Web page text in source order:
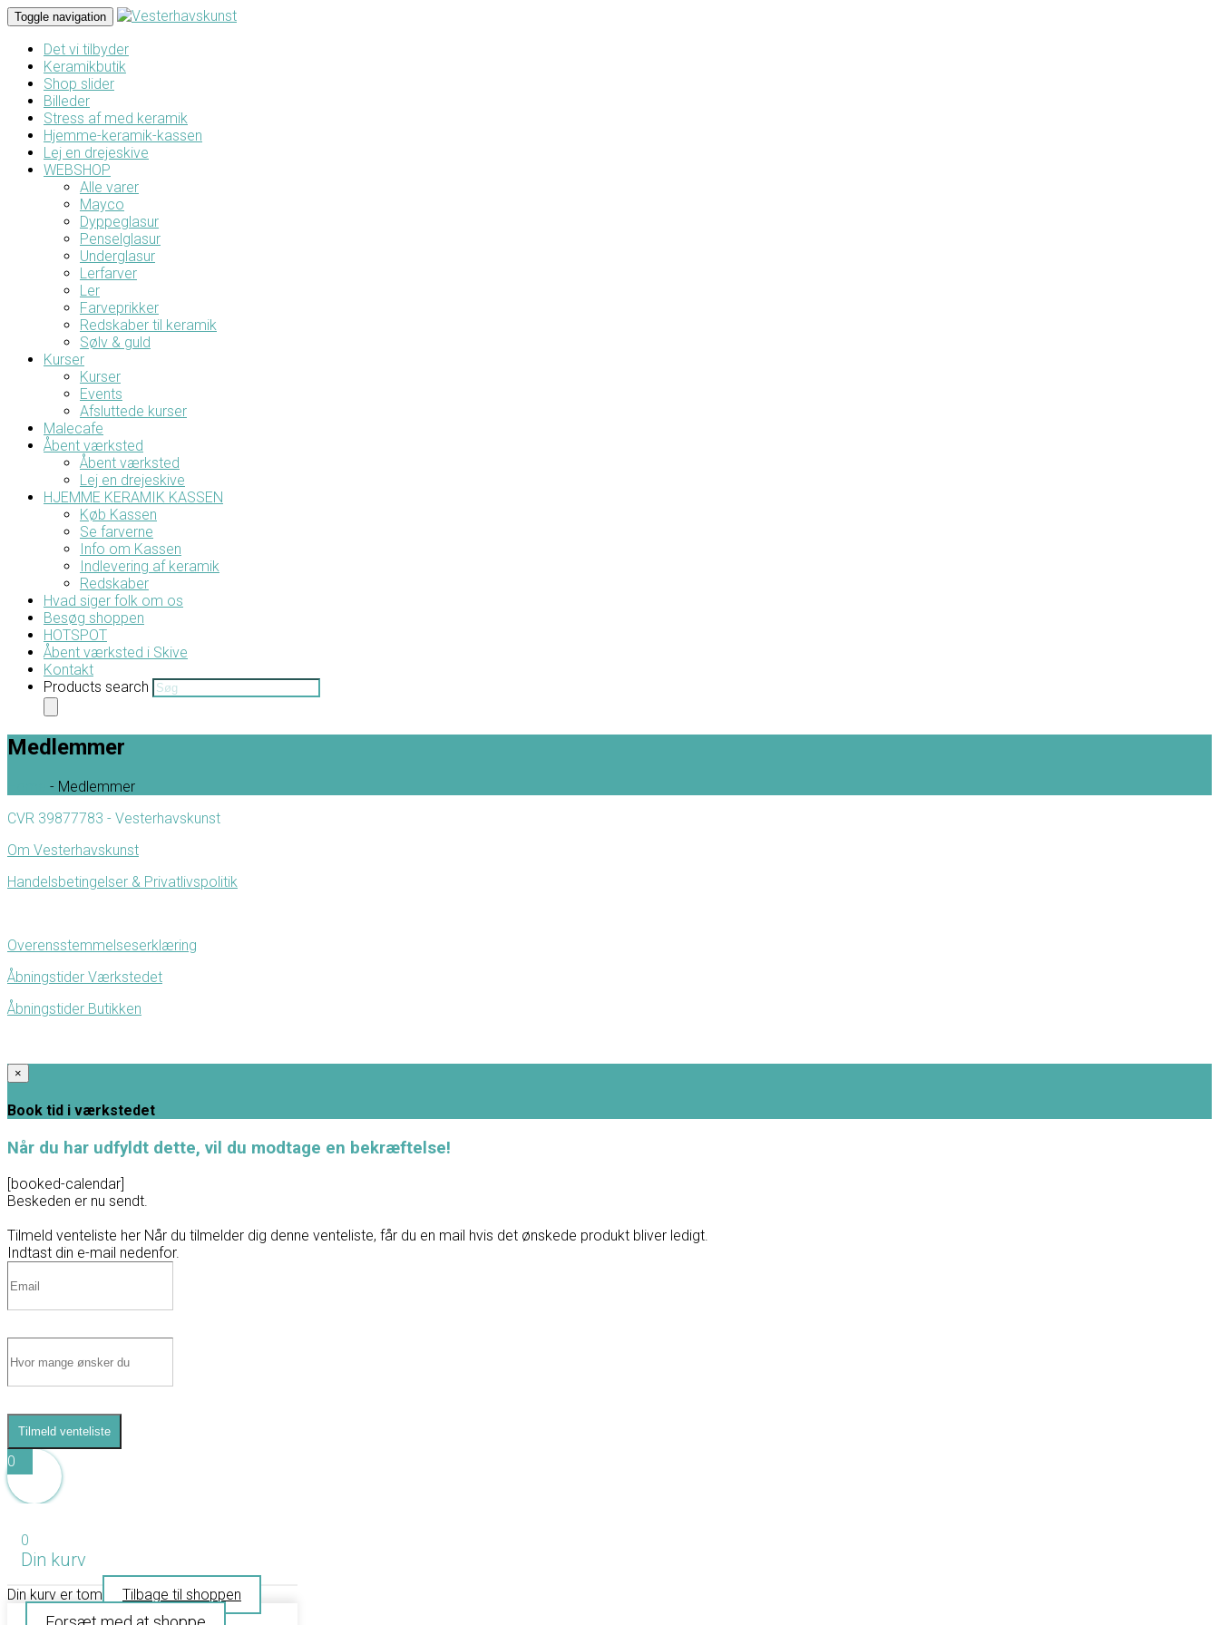
Toggle navigation
Det vi tilbyder
Keramikbutik
Shop slider
Billeder
Stress af med keramik
Hjemme-keramik-kassen
Lej en drejeskive
WEBSHOP
Alle varer
Mayco
Dyppeglasur
Penselglasur
Underglasur
Lerfarver
Ler
Farveprikker
Redskaber til keramik
Sølv & guld
Kurser
Kurser
Events
Afsluttede kurser
Malecafe
Åbent værksted
Åbent værksted
Lej en drejeskive
HJEMME KERAMIK KASSEN
Køb Kassen
Se farverne
Info om Kassen
Indlevering af keramik
Redskaber
Hvad siger folk om os
Besøg shoppen
HOTSPOT
Åbent værksted i Skive
Kontakt
Products search
Medlemmer
- Medlemmer
CVR 39877783 - Vesterhavskunst
Om Vesterhavskunst
Handelsbetingelser & Privatlivspolitik
Overensstemmelseserklæring
Åbningstider Værkstedet
Åbningstider Butikken
×
Book tid i værkstedet
Når du har udfyldt dette, vil du modtage en bekræftelse!
[booked-calendar]
Beskeden er nu sendt.
Tilmeld venteliste her Når du tilmelder dig denne venteliste, får du en mail hvis det ønskede produkt bliver ledigt.
Indtast din e-mail nedenfor.
Tilmeld venteliste
0
0
Din kurv
Din kurv er tom Tilbage til shoppen